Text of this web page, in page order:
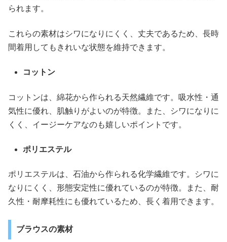
られます。
これらの素材はシワになりにくく、丈夫であるため、長時
間着用してもきれいな状態を維持できます。
コットン
コットンは、綿花から作られる天然繊維です。吸水性・通
気性に優れ、肌触りがよいのが特徴。また、シワになりに
くく、イージーケアなのも嬉しいポイントです。
ポリエステル
ポリエステルは、石油から作られる化学繊維です。シワに
なりにくく、形態安定性に優れているのが特徴。また、耐
久性・耐摩耗性にも優れているため、長く着用できます。
ブラウスの素材